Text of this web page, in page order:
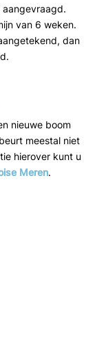
van 6 weken.
dan
nieuwe boom
meestal niet
hierover kunt u
Meren.